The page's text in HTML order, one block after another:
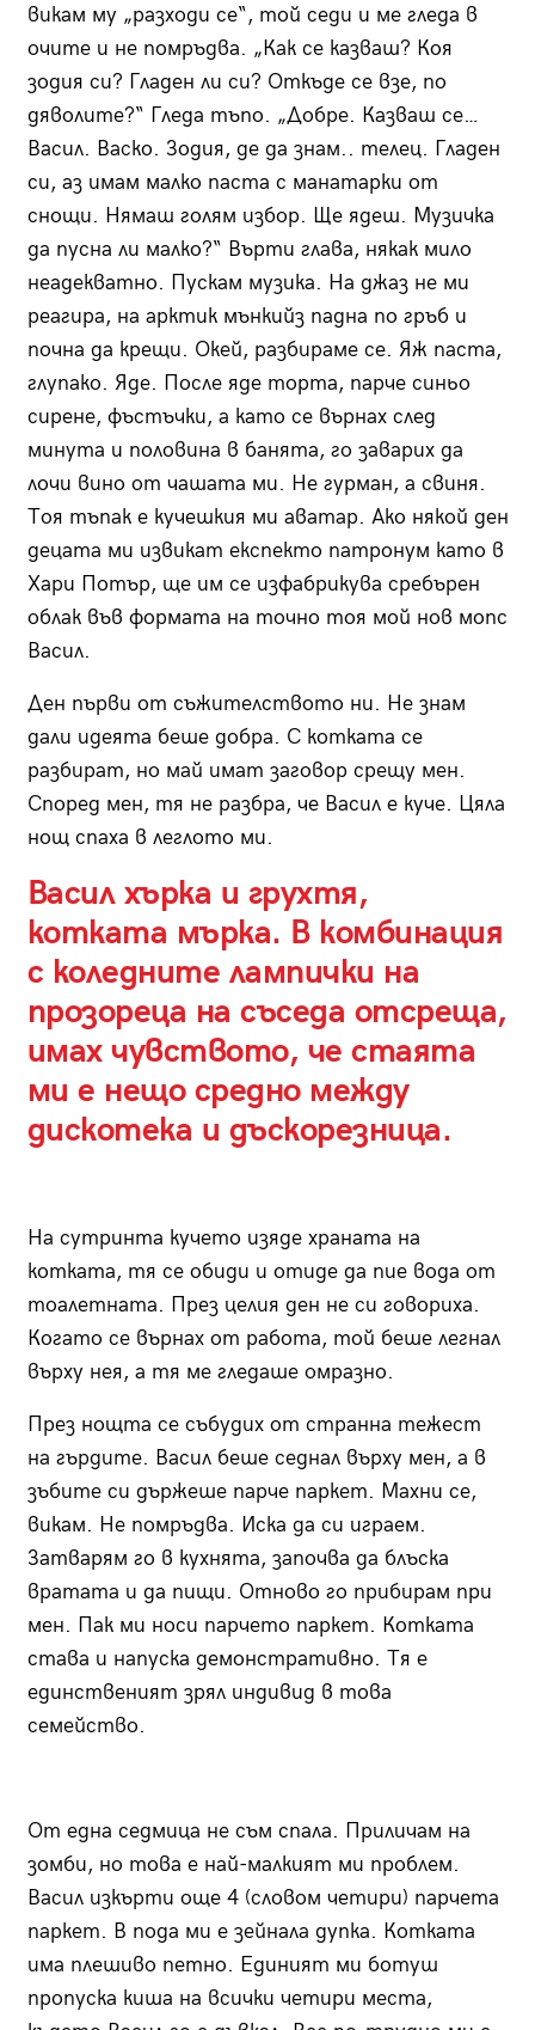
викам му „разходи се“, той седи и ме гледа в
очите и не помръдва. „Как се казваш? Коя
зодия си? Гладен ли си? Откъде се взе, по
дяволите?“ Гледа тъпо. „Добре. Казваш се…
Васил. Васко. Зодия, де да знам.. телец. Гладен
си, аз имам малко паста с манатарки от
снощи. Нямаш голям избор. Ще ядеш. Музичка
да пусна ли малко?“ Върти глава, някак мило
неадекватно. Пускам музика. На джаз не ми
реагира, на арктик мънкийз падна по гръб и
почна да крещи. Окей, разбираме се. Яж паста,
глупако. Яде. После яде торта, парче синьо
сирене, фъстъчки, а като се върнах след
минута и половина в банята, го заварих да
лочи вино от чашата ми. Не гурман, а свиня.
Тоя тъпак е кучешкия ми аватар. Ако някой ден
децата ми извикат експекто патронум като в
Хари Потър, ще им се изфабрикува сребърен
облак във формата на точно тоя мой нов мопс
Васил.
Ден първи от съжителството ни. Не знам
дали идеята беше добра. С котката се
разбират, но май имат заговор срещу мен.
Според мен, тя не разбра, че Васил е куче. Цяла
нощ спаха в леглото ми.
Васил хърка и грухтя,
котката мърка. В комбинация
с коледните лампички на
прозореца на съседа отсреща,
имах чувството, че стаята
ми е нещо средно между
дискотека и дъскорезница.
На сутринта кучето изяде храната на
котката, тя се обиди и отиде да пие вода от
тоалетната. През целия ден не си говориха.
Когато се върнах от работа, той беше легнал
върху нея, а тя ме гледаше омразно.
През нощта се събудих от странна тежест
на гърдите. Васил беше седнал върху мен, а в
зъбите си държеше парче паркет. Махни се,
викам. Не помръдва. Иска да си играем.
Затварям го в кухнята, започва да блъска
вратата и да пищи. Отново го прибирам при
мен. Пак ми носи парчето паркет. Котката
става и напуска демонстративно. Тя е
единственият зрял индивид в това
семейство.
От една седмица не съм спала. Приличам на
зомби, но това е най-малкият ми проблем.
Васил изкърти още 4 (словом четири) парчета
паркет. В пода ми е зейнала дупка. Котката
има плешиво петно. Единият ми ботуш
пропуска киша на всички четири места,